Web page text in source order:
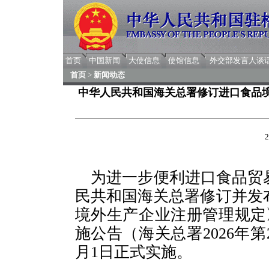
首页 中国新闻 大使信息 使馆信息
外交部发言人谈
首页 > 新闻动态
中华人民共和国海关总署修订进口食品
为进一步便利进口食品
民共和国海关总署修订并
境外生产企业注册管理规
施公告（海关总署2026年
月1日正式实施。